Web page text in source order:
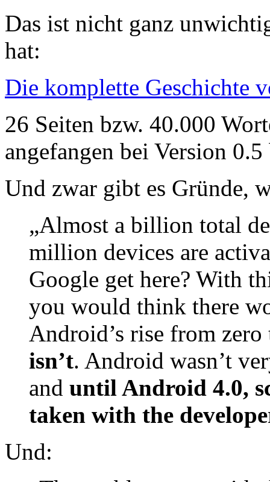
Das ist nicht ganz
hat:
Die komplette Geschichte
26 Seiten bzw. 40.000
angefangen bei Version
Und zwar gibt es Gründe,
„Almost a billion total
million devices are
Google get here? With
you would think there
Android’s rise from
isn’t. Android wasn’t
and until Android 4.0,
taken with the
Und: